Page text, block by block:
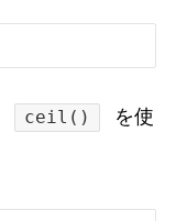
ceil()
を使